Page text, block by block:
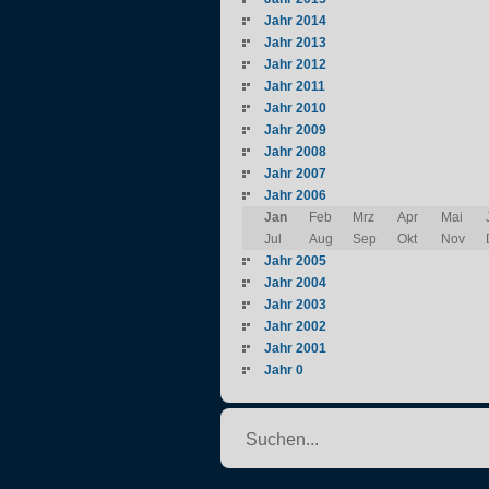
Jahr 2014
Jahr 2013
Jahr 2012
Jahr 2011
Jahr 2010
Jahr 2009
Jahr 2008
Jahr 2007
Jahr 2006
Jan
Feb Mrz Apr Mai
Jul
Aug Sep Okt Nov
Jahr 2005
Jahr 2004
Jahr 2003
Jahr 2002
Jahr 2001
Jahr 0